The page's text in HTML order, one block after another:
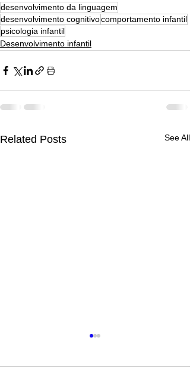
desenvolvimento da linguagem
desenvolvimento cognitivocomportamento infantil
psicologia infantil
Desenvolvimento infantil
Related Posts See All